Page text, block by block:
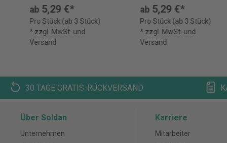
ab5,29 €*
Pro Stück (ab 3 Stück)
* zzgl. MwSt. und
Versand
ab 5,29 €*
Pro Stück (ab 3 Stück)
* zzgl. MwSt. und
Versand
30 TAGE GRATIS-RÜCKVERSAND
Über Soldan
Unternehmen
Karriere
Mitarbeiter